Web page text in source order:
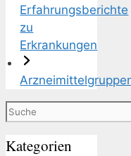
Erfahrungsberichte
zu
Erkrankungen
Suchen
Kategorien